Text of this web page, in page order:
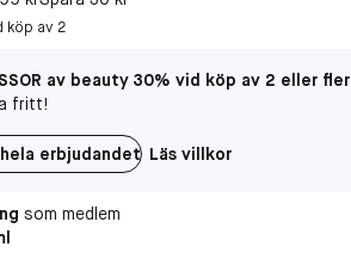
köp av 2
av beauty 30% vid köp av 2 eller fler
fritt!
erbjudandet Läs villkor
som medlem